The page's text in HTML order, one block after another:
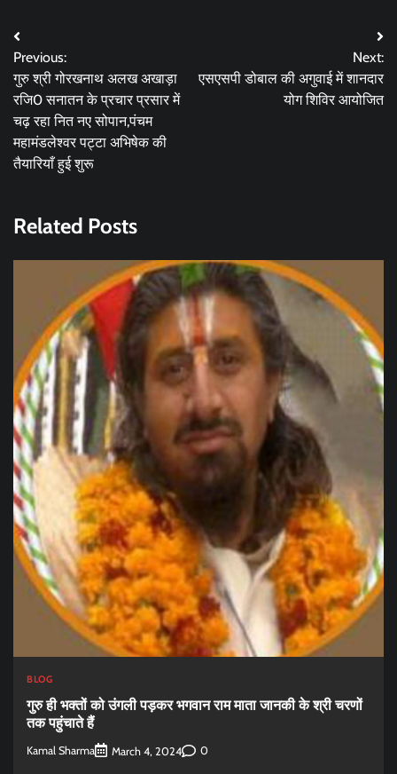
Post
navigation
Previous:
गुरु श्री गोरखनाथ अलख अखाड़ा
रजि0 सनातन के प्रचार प्रसार में
चढ़ रहा नित नए सोपान,पंचम
महामंडलेश्वर पट्टा अभिषेक की
तैयारियाँ हुई शुरू
Next:
एसएसपी डोबाल की अगुवाई में शानदार
योग शिविर आयोजित
Related Posts
BLOG
गुरु ही भक्तों को उंगली पड़कर भगवान राम माता जानकी के श्री चरणों
तक पहुंचाते हैं
Kamal Sharma March 4, 2024 0